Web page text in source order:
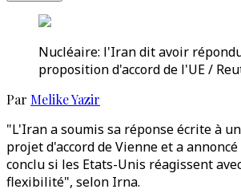
Nucléaire: l'Iran dit avoir
proposition d'accord de l'UE /
Par Melike Yazir
"L'Iran a soumis sa réponse écrite à
projet d'accord de Vienne et a
conclu si les Etats-Unis réagissent
flexibilité", selon Irna.